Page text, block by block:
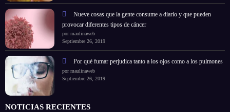
Nueve cosas que la gente consume a diario y que pueden
provocar diferentes tipos de cáncer
por maulinaweb
Septiembre 26, 2019
Por qué fumar perjudica tanto a los ojos como a los pulmones
por maulinaweb
Septiembre 26, 2019
NOTICIAS RECIENTES